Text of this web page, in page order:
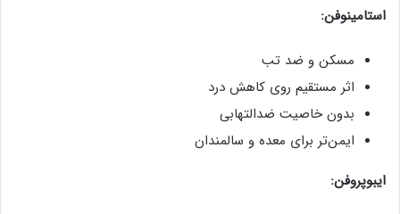
استامینوفن:
مسکن و ضد تب
اثر مستقیم روی کاهش درد
بدون خاصیت ضدالتهابی
ایمن‌تر برای معده و سالمندان
ایبوپروفن: